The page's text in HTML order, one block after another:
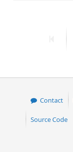
Contact
Source Code